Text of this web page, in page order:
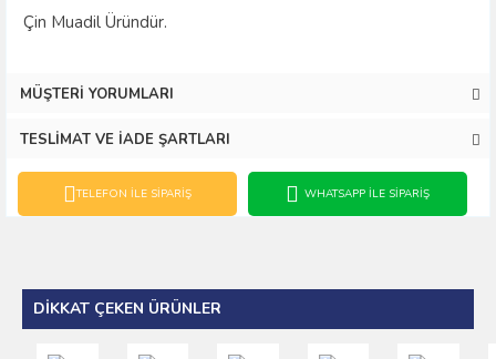
Çin Muadil Üründür.
MÜŞTERI YORUMLARI
TESLIMAT VE İADE ŞARTLARI
TELEFON İLE SIPARIŞ WHATSAPP İLE SIPARIŞ
DIKKAT ÇEKEN ÜRÜNLER